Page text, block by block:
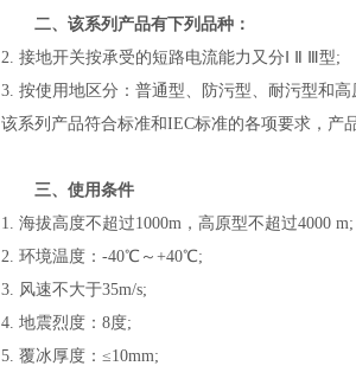
二、该系列产品有下列品种：
2. 接地开关按承受的短路电流能力又分Ⅰ Ⅱ Ⅲ型;
3. 按使用地区分：普通型、防污型、耐污型和高
该系列产品符合标准和IEC标准的各项要求，产
三、使用条件
1. 海拔高度不超过1000m，高原型不超过4000 m;
2. 环境温度：-40℃～+40℃;
3. 风速不大于35m/s;
4. 地震烈度：8度;
5. 覆冰厚度：≤10mm;